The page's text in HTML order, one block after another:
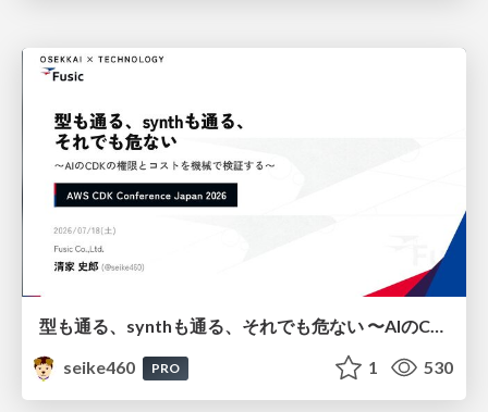
型も通る、synthも通る、それでも危ない 〜AIのCDKの権限とコストを機械で検証する〜 / It Passes Type Checks, It Passes Synth Checks, but It’s Still Risky — Automatically Verifying Permissions and Costs in AI’s CDK —
seike460
PRO 1 530